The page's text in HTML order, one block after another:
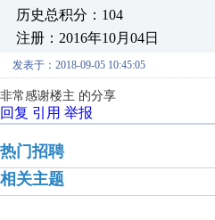
历史总积分：104
注册：2016年10月04日
发表于：2018-09-05 10:45:05
非常感谢楼主 的分享
回复 引用 举报
热门招聘
相关主题